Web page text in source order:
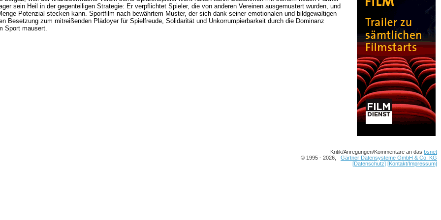
sein Heil in der gegenteiligen Strategie: Er verpflichtet Spieler, die von anderen Vereinen ausgemustert wurden, und
Potenzial stecken kann. Sportfilm nach bewährtem Muster, der sich dank seiner emotionalen und bildgewaltigen
Besetzung zum mitreißenden Plädoyer für Spielfreude, Solidarität und Unkorrumpierbarkeit durch die Dominanz
Sport mausert.
Kritik/Anregungen/Kommentare an das bsnet
© 1995 - 2026, Gärtner Datensysteme GmbH & Co. KG
[Datenschutz] [Kontakt/Impressum]